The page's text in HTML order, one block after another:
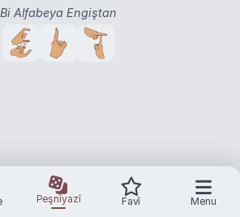
Bi Alfabeya Engiştan
Peşnîyazî Favî Menu